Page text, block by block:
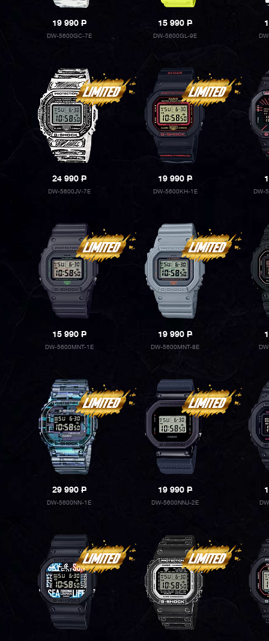
19 990P
DW-5600GC-7E
15 990P
DW-5600GL-9E
24 990P
DW-5600JV-7E
19 990P
DW-5600KH-1E DW-
15 990P
DW-5600MNT-1E
19 990P
DW-5600MNT-8E
29 990P
DW-5600NN-1E
19 990P
DW-5600NNJ-2E